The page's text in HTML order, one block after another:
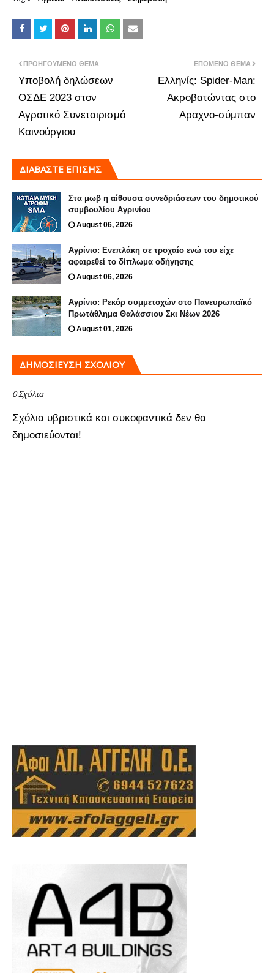
ΕΠΌΜΕΝΟ ΘΈΜΑ
Ελληνίς: Spider-Man:
Ακροβατώντας στο
Αραχνο-σύμπαν
ΠΡΟΗΓΟΎΜΕΝΟ ΘΈΜΑ
Υποβολή δηλώσεων
ΟΣΔΕ 2023 στον
Αγροτικό Συνεταιρισμό
Καινούργιου
ΔΙΑΒΑΣΤΕ ΕΠΙΣΗΣ
Στα μωβ η αίθουσα συνεδριάσεων του δημοτικού
συμβουλίου Αγρινίου
August 06, 2026
Αγρίνιο: Ενεπλάκη σε τροχαίο ενώ του είχε
αφαιρεθεί το δίπλωμα οδήγησης
August 06, 2026
Αγρίνιο: Ρεκόρ συμμετοχών στο Πανευρωπαϊκό
Πρωτάθλημα Θαλάσσιου Σκι Νέων 2026
August 01, 2026
ΔΗΜΟΣΊΕΥΣΗ ΣΧΟΛΊΟΥ
0 Σχόλια
Σχόλια υβριστικά και συκοφαντικά δεν θα
δημοσιεύονται!